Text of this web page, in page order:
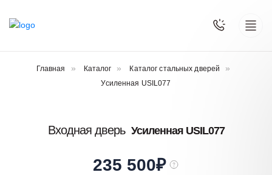
Главная Каталог
Каталог стальных дверей
Усиленная USIL077
Входная дверь Усиленная USIL077
235 500₽